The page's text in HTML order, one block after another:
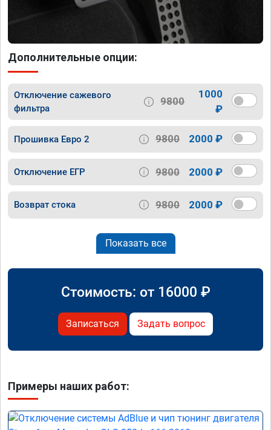
Дополнительные опции:
Отключение сажевого
фильтра
9800
1000
₽
Прошивка Евро 2 9800 2000 ₽
Отключение ЕГР 9800 2000 ₽
Возврат стока 9800 2000 ₽
Показать все
Стоимость: от 16000 ₽
Записаться Задать вопрос
Примеры наших работ: